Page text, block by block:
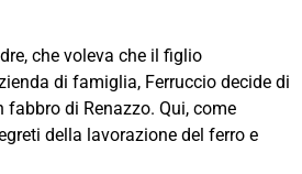
che voleva che il figlio
di famiglia, Ferruccio decide di
fabbro di Renazzo. Qui, come
della lavorazione del ferro e